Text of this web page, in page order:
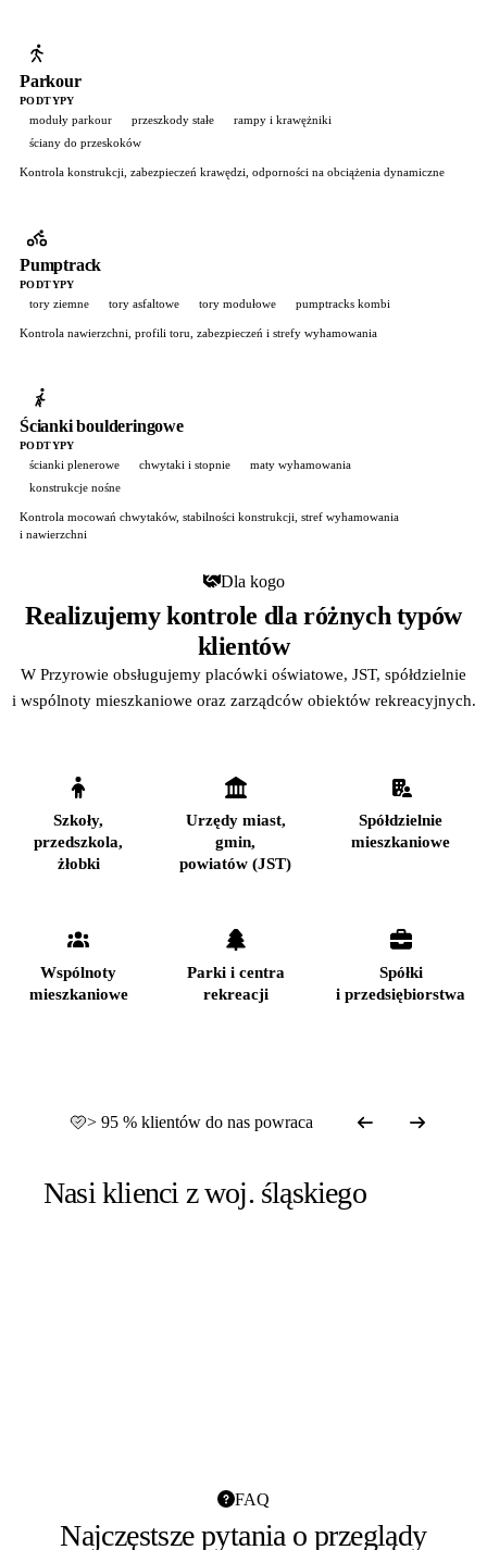
Parkour
PODTYPY
moduły parkour przeszkody stałe
rampy i krawężniki
ściany do przeskoków
Kontrola konstrukcji, zabezpieczeń krawędzi, odporności na obciążenia dynamiczne
Pumptrack
PODTYPY
tory ziemne tory asfaltowe tory modułowe pumptracks kombi
Kontrola nawierzchni, profili toru, zabezpieczeń i strefy wyhamowania
Ścianki boulderingowe
PODTYPY
ścianki plenerowe chwytaki i stopnie
maty wyhamowania
konstrukcje nośne
Kontrola mocowań chwytaków, stabilności konstrukcji, stref wyhamowania
i nawierzchni
Dla kogo
Realizujemy kontrole dla różnych typów
klientów
W Przyrowie obsługujemy placówki oświatowe, JST, spółdzielnie
i wspólnoty mieszkaniowe oraz zarządców obiektów rekreacyjnych.
Szkoły,
przedszkola,
żłobki
Urzędy miast,
gmin,
powiatów (JST)
Spółdzielnie
mieszkaniowe
Wspólnoty
mieszkaniowe
Parki i centra
rekreacji
Spółki
i przedsiębiorstwa
> 95 % klientów do nas powraca
Nasi klienci z woj. śląskiego
FAQ
Najczęstsze pytania o przeglądy